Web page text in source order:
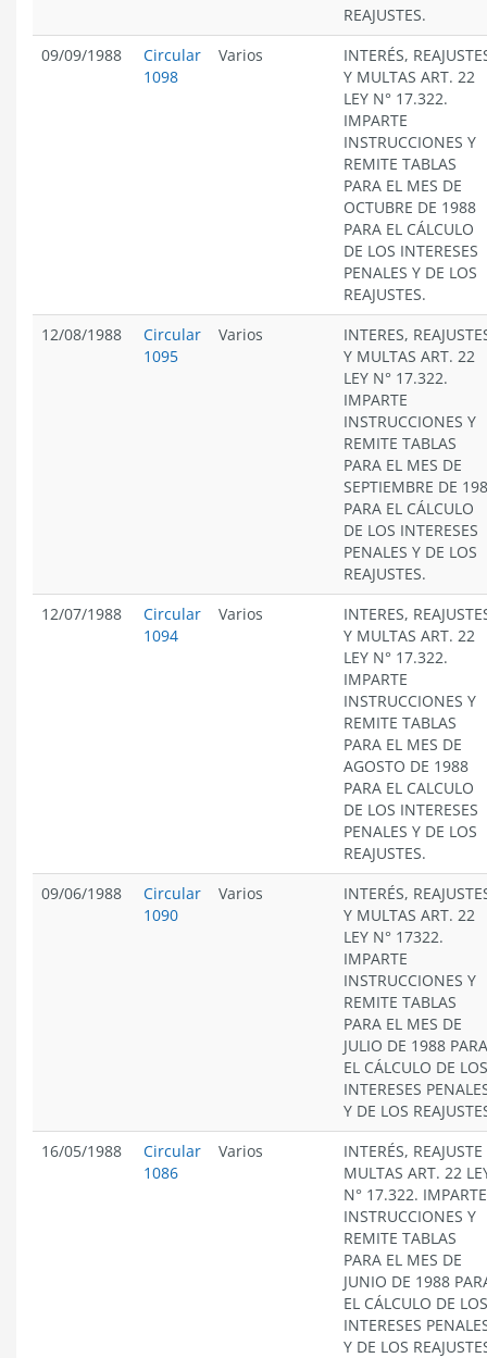
REAJUSTES.
09/09/1988
Circular
1098
Varios
INTERÉS,
Y MULTAS ART. 22
LEY N° 17.322.
IMPARTE
INSTRUCCIONES Y
REMITE TABLAS
PARA EL MES DE
OCTUBRE DE 1988
PARA EL CÁLCULO
DE LOS INTERESES
PENALES Y DE LOS
REAJUSTES.
12/08/1988
Circular
1095
Varios
INTERES,
Y MULTAS ART. 22
LEY N° 17.322.
IMPARTE
INSTRUCCIONES Y
REMITE TABLAS
PARA EL MES DE
SEPTIEMBRE DE
PARA EL CÁLCULO
DE LOS INTERESES
PENALES Y DE LOS
REAJUSTES.
12/07/1988
Circular
1094
Varios
INTERES,
Y MULTAS ART. 22
LEY N° 17.322.
IMPARTE
INSTRUCCIONES Y
REMITE TABLAS
PARA EL MES DE
AGOSTO DE 1988
PARA EL CALCULO
DE LOS INTERESES
PENALES Y DE LOS
REAJUSTES.
09/06/1988
Circular
1090
Varios
INTERÉS,
Y MULTAS ART. 22
LEY N° 17322.
IMPARTE
INSTRUCCIONES Y
REMITE TABLAS
PARA EL MES DE
JULIO DE 1988 PARA
EL CÁLCULO DE LOS
INTERESES
Y DE LOS
16/05/1988
Circular
1086
Varios
INTERÉS, REAJUSTE
MULTAS ART. 22
N° 17.322. IMPARTE
INSTRUCCIONES Y
REMITE TABLAS
PARA EL MES DE
JUNIO DE 1988
EL CÁLCULO DE LOS
INTERESES
Y DE LOS